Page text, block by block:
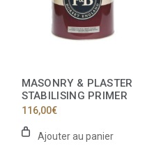
MASONRY & PLASTER
STABILISING PRIMER
116,00€
Ajouter au panier